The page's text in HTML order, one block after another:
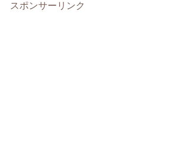
スポンサーリンク